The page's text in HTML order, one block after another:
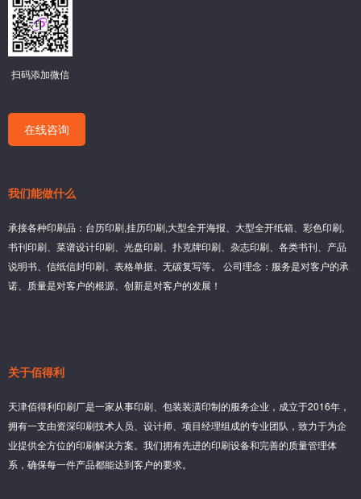
扫码添加微信
在线咨询
我们能做什么
承接各种印刷品：台历印刷,挂历印刷,大型全开海报、大型全开纸箱、彩色印刷,
书刊印刷、菜谱设计印刷、光盘印刷、扑克牌印刷、杂志印刷、各类书刊、产品
说明书、信纸信封印刷、表格单据、无碳复写等。 公司理念：服务是对客户的承
诺、质量是对客户的根源、创新是对客户的发展！
关于佰得利
天津佰得利印刷厂是一家从事印刷、包装装潢印制的服务企业，成立于2016年，
拥有一支由资深印刷技术人员、设计师、项目经理组成的专业团队，致力于为企
业提供全方位的印刷解决方案。我们拥有先进的印刷设备和完善的质量管理体
系，确保每一件产品都能达到客户的要求。